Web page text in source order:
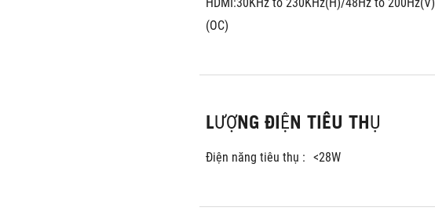
(OC)
LƯỢNG ĐIỆN TIÊU THỤ
Điện năng tiêu thụ : <28W